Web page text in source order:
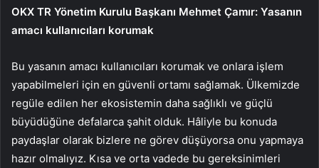
OKX TR Yönetim Kurulu Başkanı Mehmet Çamır: Yasanın
amacı kullanıcıları korumak
Bu yasanın amacı kullanıcıları korumak ve onlara işlem
yapabilmeleri için en güvenli ortamı sağlamak. Ülkemizde
regüle edilen her ekosistemin daha sağlıklı ve güçlü
büyüdüğüne defalarca şahit olduk. Hâliyle bu konuda
paydaşlar olarak bizlere ne görev düşüyorsa onu yapmaya
hazır olmalıyız. Kısa ve orta vadede bu gereksinimleri